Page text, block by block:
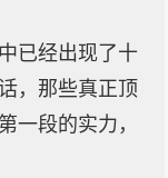
已经出现了十
，那些真正顶
一段的实力，